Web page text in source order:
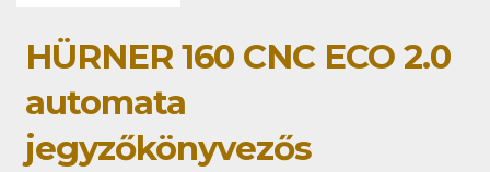
HÜRNER 160 CNC ECO 2.0
automata
jegyzőkönyvezős